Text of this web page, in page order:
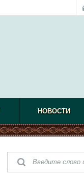
НОВОСТИ